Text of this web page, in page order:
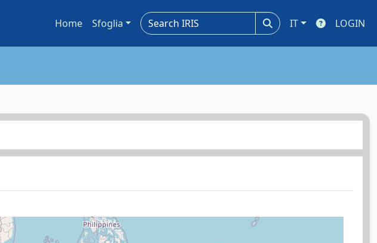
Home Sfoglia IT LOGIN